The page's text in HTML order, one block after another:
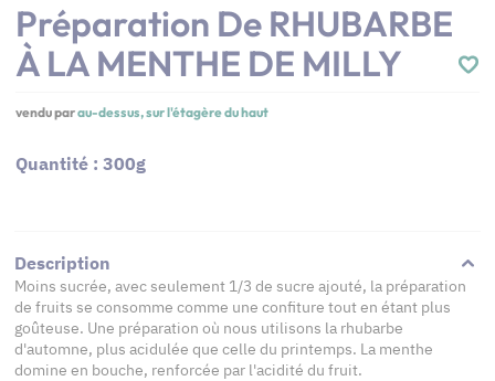
Préparation De RHUBARBE
À LA MENTHE DE MILLY
vendu parau-dessus, sur l'étagère du haut
Quantité : 300g
Description
Moins sucrée, avec seulement 1/3 de sucre ajouté, la préparation
de fruits se consomme comme une confiture tout en étant plus
goûteuse. Une préparation où nous utilisons la rhubarbe
d'automne, plus acidulée que celle du printemps. La menthe
domine en bouche, renforcée par l'acidité du fruit.